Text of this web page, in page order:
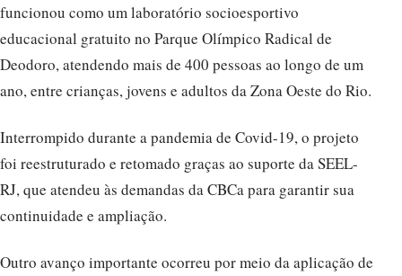
funcionou como um laboratório socioesportivo
educacional gratuito no Parque Olímpico Radical de
Deodoro, atendendo mais de 400 pessoas ao longo de um
ano, entre crianças, jovens e adultos da Zona Oeste do Rio.
Interrompido durante a pandemia de Covid-19, o projeto
foi reestruturado e retomado graças ao suporte da SEEL-
RJ, que atendeu às demandas da CBCa para garantir sua
continuidade e ampliação.
Outro avanço importante ocorreu por meio da aplicação de